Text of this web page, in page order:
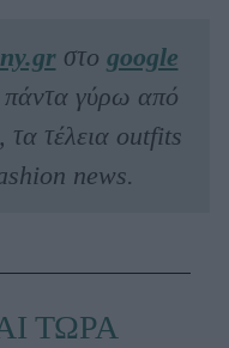
στο google
πάντα γύρω από
τα τέλεια outfits
news.
ΤΩΡΑ